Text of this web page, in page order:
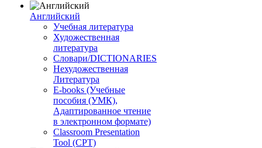
Английский
Учебная литература
Художественная
литература
Словари/DICTIONARIES
Нехудожественная
Литература
E-books (Учебные
пособия (УМК),
Адаптированное чтение
в электронном формате)
Classroom Presentation
Tool (CPT)